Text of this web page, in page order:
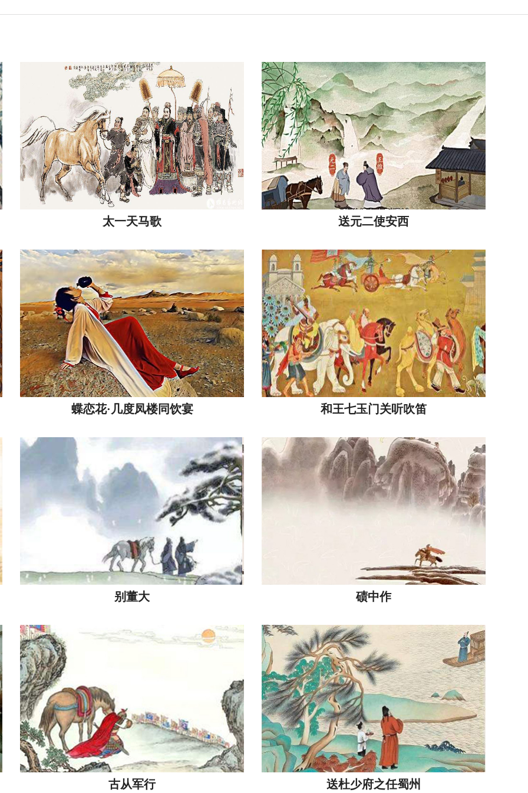
太一天马歌 送元二使安西
蝶恋花·几度凤楼同饮宴 和王七玉门关听吹笛
别董大 碛中作
古从军行 送杜少府之任蜀州